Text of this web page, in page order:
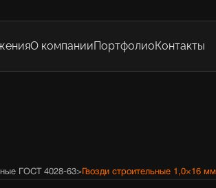
О компанииПортфолиоКонтакты
ГОСТ 4028-63> Гвозди строительные 1,0×16 мм